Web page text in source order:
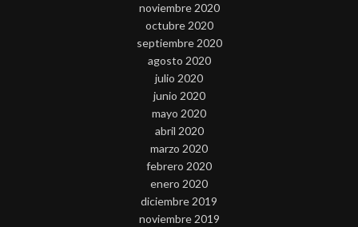
noviembre 2020
octubre 2020
septiembre 2020
agosto 2020
julio 2020
junio 2020
mayo 2020
abril 2020
marzo 2020
febrero 2020
enero 2020
diciembre 2019
noviembre 2019